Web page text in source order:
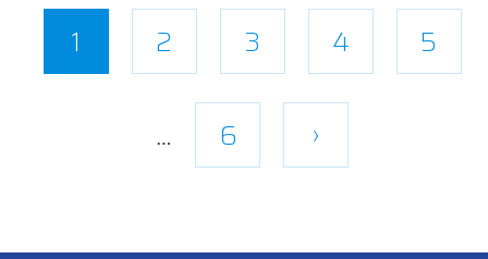
Seitennummerierung
Aktuelle
1 Seite
2 Seite
3 Seite
4 Seite
5
…
Letzte
6
Nächste
›